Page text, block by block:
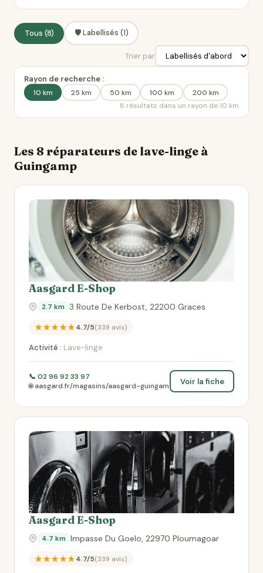
Tous (8) 🛡️ Labellisés (1)
Trier par
Rayon de recherche :
10 km 25 km 50 km 100 km
200 km
8 résultats dans un rayon de 10 km
Les 8 réparateurs de lave-linge à
Guingamp
Aasgard E-Shop
2.7 km 3 Route De Kerbost, 22200 Graces
★★★★★4.7/5(339 avis)
Activité : Lave-linge
📞 02 96 92 33 97
🌐 aasgard.fr/magasins/aasgard-guingam
Voir la fiche
Aasgard E-Shop
4.7 km Impasse Du Goelo, 22970 Ploumagoar
★★★★★4.7/5(339 avis)